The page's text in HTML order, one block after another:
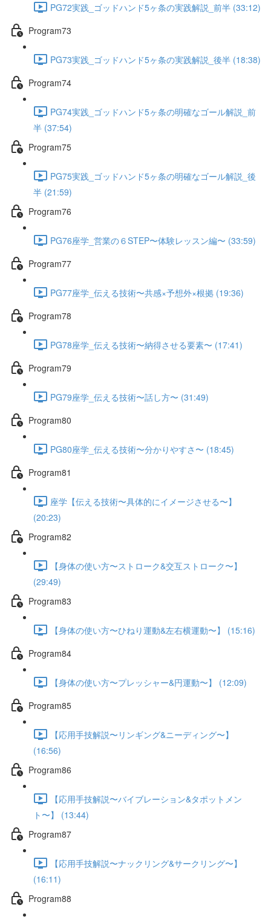
PG72実践_ゴッドハンド5ヶ条の実践解説_前半 (33:12)
Program73
PG73実践_ゴッドハンド5ヶ条の実践解説_後半 (18:38)
Program74
PG74実践_ゴッドハンド5ヶ条の明確なゴール解説_前
半 (37:54)
Program75
PG75実践_ゴッドハンド5ヶ条の明確なゴール解説_後
半 (21:59)
Program76
PG76座学_営業の６STEP〜体験レッスン編〜 (33:59)
Program77
PG77座学_伝える技術〜共感×予想外×根拠 (19:36)
Program78
PG78座学_伝える技術〜納得させる要素〜 (17:41)
Program79
PG79座学_伝える技術〜話し方〜 (31:49)
Program80
PG80座学_伝える技術〜分かりやすさ〜 (18:45)
Program81
座学【伝える技術〜具体的にイメージさせる〜】
(20:23)
Program82
【身体の使い方〜ストローク&交互ストローク〜】
(29:49)
Program83
【身体の使い方〜ひねり運動&左右横運動〜】 (15:16)
Program84
【身体の使い方〜プレッシャー&円運動〜】 (12:09)
Program85
【応用手技解説〜リンギング&ニーディング〜】
(16:56)
Program86
【応用手技解説〜バイブレーション&タポットメン
ト〜】 (13:44)
Program87
【応用手技解説〜ナックリング&サークリング〜】
(16:11)
Program88